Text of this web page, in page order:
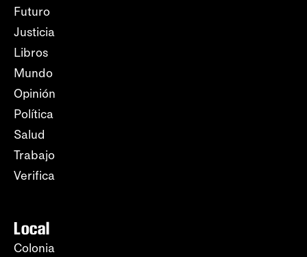
Futuro
Justicia
Libros
Mundo
Opinión
Política
Salud
Trabajo
Verifica
Local
Colonia